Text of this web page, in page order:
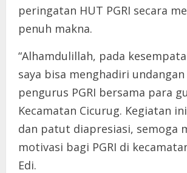
peringatan HUT PGRI secara
penuh makna.
“Alhamdulillah, pada
saya bisa menghadiri
pengurus PGRI bersama para
Kecamatan Cicurug. Kegiatan
dan patut diapresiasi, semoga
motivasi bagi PGRI di
Edi.